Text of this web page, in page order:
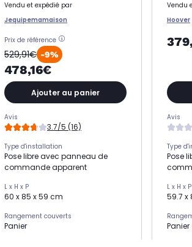
Vendu et expédié par
Jequipemamaison
Prix de référence
529,91€ -9%
478,16€
Ajouter au panier
Avis
3.7/5 (16)
Type d'installation
Pose libre avec panneau de
commande apparent
L x H x P
60 x 85 x 59 cm
Rangement couverts
Panier
Vendu
Hoover
Avis
Type
Pose
L x H x P
59.7 x
Panier